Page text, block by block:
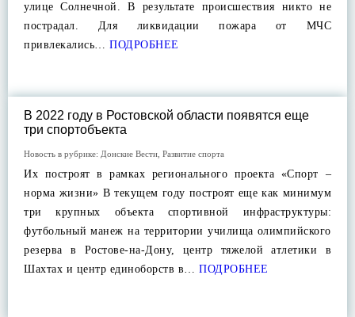
улице Солнечной. В результате происшествия никто не
пострадал. Для ликвидации пожара от МЧС
привлекались… ПОДРОБНЕЕ
В 2022 году в Ростовской области появятся еще
три спортобъекта
Новость в рубрике: Донские Вести Развитие спорта
Их построят в рамках регионального проекта «Спорт –
норма жизни» В текущем году построят еще как минимум
три крупных объекта спортивной инфраструктуры:
футбольный манеж на территории училища олимпийского
резерва в Ростове-на-Дону, центр тяжелой атлетики в
Шахтах и центр единоборств в… ПОДРОБНЕЕ